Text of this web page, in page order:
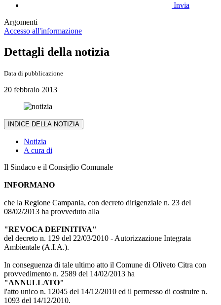
Invia
Argomenti
Accesso all'informazione
Dettagli della notizia
Data di pubblicazione
20 febbraio 2013
INDICE DELLA NOTIZIA
Notizia
A cura di
Il Sindaco e il Consiglio Comunale
INFORMANO
che la Regione Campania, con decreto dirigenziale n. 23 del
08/02/2013 ha provveduto alla
"REVOCA DEFINITIVA"
del decreto n. 129 del 22/03/2010 - Autorizzazione Integrata
Ambientale (A.I.A.).
In conseguenza di tale ultimo atto il Comune di Oliveto Citra con
provvedimento n. 2589 del 14/02/2013 ha
"ANNULLATO"
l'atto unico n. 12045 del 14/12/2010 ed il permesso di costruire n.
1093 del 14/12/2010.